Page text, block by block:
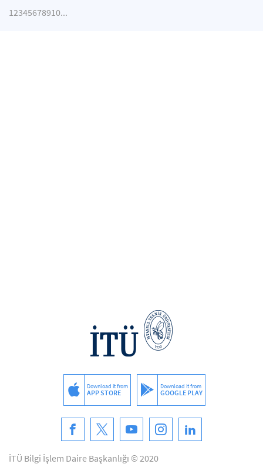
12345678910...
Download it from
APP STORE
Download it from
GOOGLE PLAY
İTÜ Bilgi İşlem Daire Başkanlığı © 2020